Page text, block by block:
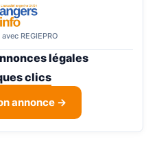
REGIEPRO
légales
clics
annonce →